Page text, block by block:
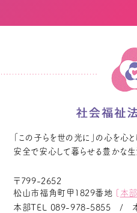
「この子らを世の光に」の心を心
安全で安心して暮らせる豊かな生
〒799-2652
松山市福角町甲1829番地
本
本部TEL
089-978-5855